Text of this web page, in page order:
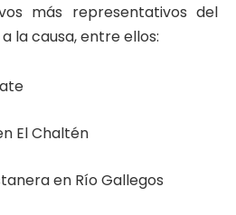
más representativos del
la causa, entre ellos:
El Chaltén
en Río Gallegos